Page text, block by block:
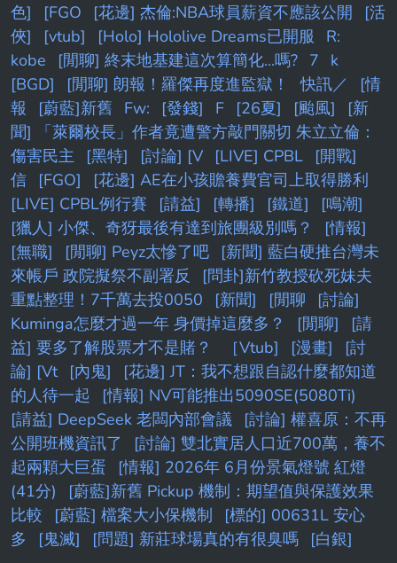
色]
[FGO [花邊] 杰倫:NBA球員薪資不應該公開
[活
俠]
[vtub] [Holo] Hololive Dreams已開服
R:
kobe
[閒聊] 終末地基建這次算簡化...嗎? 7
k
[BGD]
[閒聊] 朗報！羅傑再度進監獄！ 快訊／
[情
報
[蔚藍]新舊 Fw: [發錢] F [26夏] [颱風]
[新
聞] 「萊爾校長」作者竟遭警方敲門關切 朱立立倫：
傷害民主
[黑特] [討論] [V [LIVE] CPBL
[開戰]
信
[FGO]
[花邊] AE在小孩贍養費官司上取得勝利
[LIVE] CPBL例行賽
[請益] [轉播] [鐵道]
[鳴潮]
[獵人] 小傑、奇犽最後有達到旅團級別嗎？
[情報]
[無職]
[閒聊] Peyz太慘了吧
[新聞] 藍白硬推台灣未
來帳戶 政院擬祭不副署反
[問卦]新竹教授砍死妹夫
重點整理！7千萬去投0050
[新聞] [閒聊
[討論]
Kuminga怎麼才過一年 身價掉這麼多？
[閒聊]
[請
益] 要多了解股票才不是賭？
［Vtub] [漫畫]
[討
論] [Vt
[內鬼]
[花邊] JT：我不想跟自認什麼都知道
的人待一起
[情報] NV可能推出5090SE(5080Ti)
[請益] DeepSeek 老闆內部會議
[討論] 權喜原：不再
公開班機資訊了
[討論] 雙北實居人口近700萬，養不
起兩顆大巨蛋
[情報] 2026年 6月份景氣燈號 紅燈
(41分)
[蔚藍]新舊 Pickup 機制：期望值與保護效果
比較
[蔚藍] 檔案大小保機制
[標的] 00631L 安心
多
[鬼滅] [問題] 新莊球場真的有很臭嗎 [白銀]